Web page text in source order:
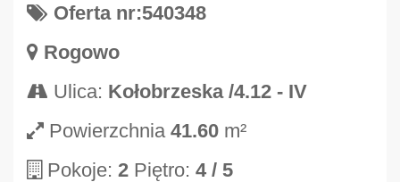
Oferta nr:540348
Rogowo
Ulica: Kołobrzeska /4.12 - IV
Powierzchnia 41.60 m²
Pokoje: 2 Piętro: 4 / 5